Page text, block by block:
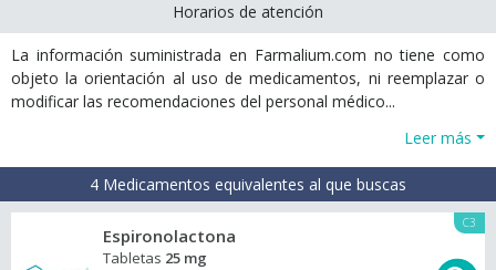
Horarios de atención
La información suministrada en Farmalium.com no tiene como
objeto la orientación al uso de medicamentos, ni reemplazar o
modificar las recomendaciones del personal médico...
Leer más
4 Medicamentos equivalentes al que buscas
C3
Espironolactona
Tabletas 25 mg